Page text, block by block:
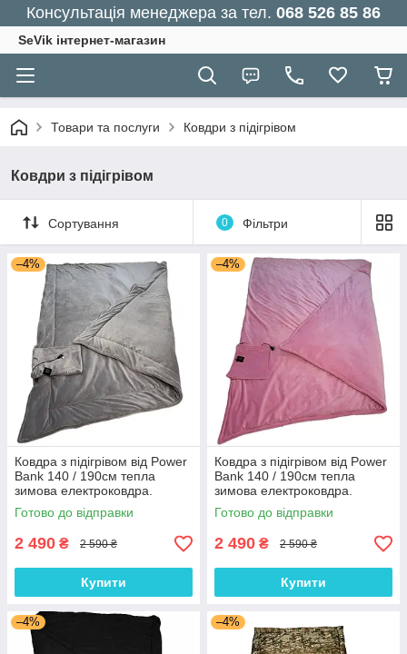
Консультація менеджера за тел. 068 526 85 86
SeVik інтернет-магазин
Товари та послуги Ковдри з підігрівом
Ковдри з підігрівом
Сортування 0 Фільтри
–4%
Ковдра з підігрівом від Power
Bank 140 / 190см тепла
зимова електроковдра.
Велюр плюш "Сірий"
Готово до відправки
2 490 ₴ 2 590 ₴
Купити
–4%
Ковдра з підігрівом від Power
Bank 140 / 190см тепла
зимова електроковдра.
Велюр плюш "Рожевий"
Готово до відправки
2 490 ₴ 2 590 ₴
Купити
–4% –4%